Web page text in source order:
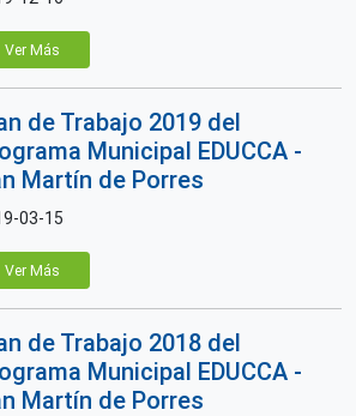
Ver Más
de Trabajo 2019 del
Municipal EDUCCA -
Martín de Porres
03-15
Ver Más
de Trabajo 2018 del
Municipal EDUCCA -
Martín de Porres